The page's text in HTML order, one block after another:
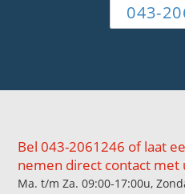
043-
Bel 043-2061246 of laat
nemen direct contact met
Ma. t/m Za. 09:00-17:00u,